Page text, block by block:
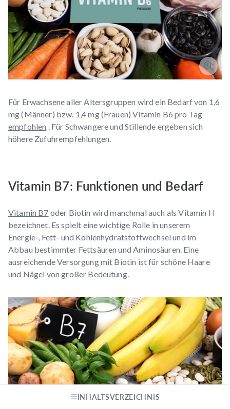
Für Erwachsene aller Altersgruppen wird ein Bedarf von 1,6
mg (Männer) bzw. 1,4 mg (Frauen) Vitamin B6 pro Tag
empfohlen . Für Schwangere und Stillende ergeben sich
höhere Zufuhrempfehlungen.
Vitamin B7: Funktionen und Bedarf
Vitamin B7 oder Biotin wird manchmal auch als Vitamin H
bezeichnet. Es spielt eine wichtige Rolle in unserem
Energie-, Fett- und Kohlenhydratstoffwechsel und im
Abbau bestimmter Fettsäuren und Aminosäuren. Eine
ausreichende Versorgung mit Biotin ist für schöne Haare
und Nägel von großer Bedeutung.
INHALTSVERZEICHNIS